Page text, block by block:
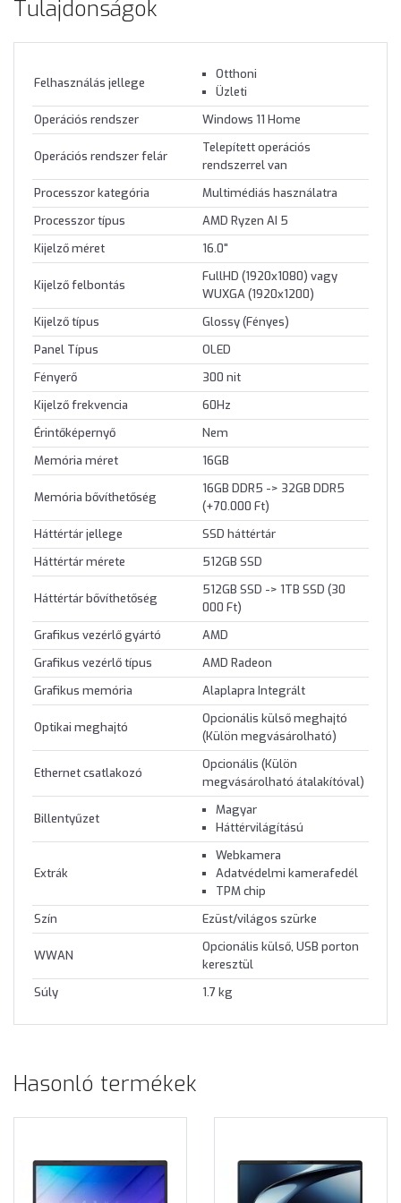
Tulajdonságok
Felhasználás jellege
Otthoni
Üzleti
Operációs rendszer
Windows 11 Home
Operációs rendszer felár
Telepített operációs
rendszerrel van
Processzor kategória
Multimédiás használatra
Processzor típus
AMD Ryzen AI 5
Kijelző méret
16.0"
Kijelző felbontás
FullHD (1920x1080) vagy
WUXGA (1920x1200)
Kijelző típus
Glossy (Fényes)
Panel Típus
OLED
Fényerő
300 nit
Kijelző frekvencia
60Hz
Érintőképernyő
Nem
Memória méret
16GB
Memória bővíthetőség
16GB DDR5 -> 32GB DDR5
(+70.000 Ft)
Háttértár jellege
SSD háttértár
Háttértár mérete
512GB SSD
Háttértár bővíthetőség
512GB SSD -> 1TB SSD (30
000 Ft)
Grafikus vezérlő gyártó
AMD
Grafikus vezérlő típus
AMD Radeon
Grafikus memória
Alaplapra Integrált
Optikai meghajtó
Opcionális külső meghajtó
(Külön megvásárolható)
Ethernet csatlakozó
Opcionális (Külön
megvásárolható átalakítóval)
Billentyűzet
Magyar
Háttérvilágítású
Extrák
Webkamera
Adatvédelmi kamerafedél
TPM chip
Szín
Ezüst/világos szürke
WWAN
Opcionális külső, USB porton
keresztül
Súly
1.7 kg
Hasonló termékek